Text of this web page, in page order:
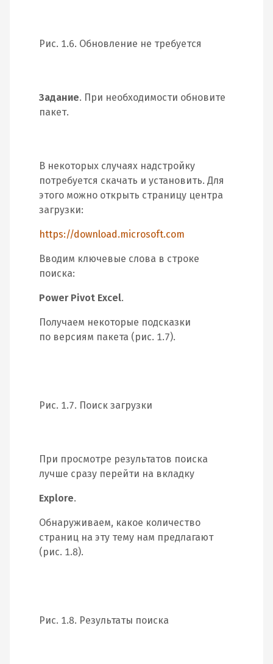
Рис. 1.6. Обновление не требуется
Задание. При необходимости обновите
пакет.
В некоторых случаях надстройку
потребуется скачать и установить. Для
этого можно открыть страницу центра
загрузки:
https://download.microsoft.com
Вводим ключевые слова в строке
поиска:
Power Pivot Excel.
Получаем некоторые подсказки
по версиям пакета (рис. 1.7).
Рис. 1.7. Поиск загрузки
При просмотре результатов поиска
лучше сразу перейти на вкладку
Explore.
Обнаруживаем, какое количество
страниц на эту тему нам предлагают
(рис. 1.8).
Рис. 1.8. Результаты поиска